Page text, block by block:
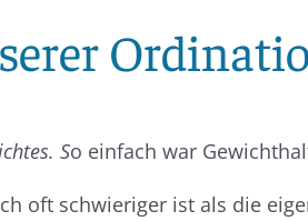
So einfach war
oft schwieriger ist als die